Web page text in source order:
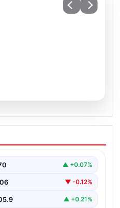
Gelen
Anıtkabir
Abuzer ve Zeynep
▲ +0.07%
▼ -0.12%
▲ +0.21%